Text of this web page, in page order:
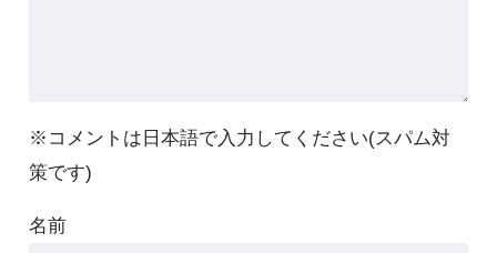
※コメントは日本語で入力してください(スパム対
策です)
名前